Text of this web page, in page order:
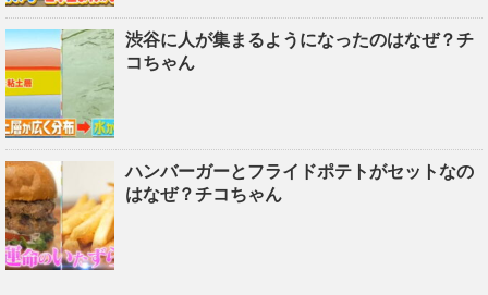
渋谷に人が集まるようになったのはなぜ？チ
コちゃん
ハンバーガーとフライドポテトがセットなの
はなぜ？チコちゃん